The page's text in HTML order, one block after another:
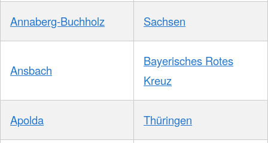
Annaberg-Buchholz Sachsen
Ansbach
Bayerisches Rotes
Kreuz
Apolda Thüringen